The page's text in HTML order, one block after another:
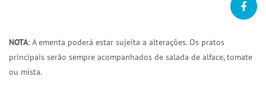
NOTA: A ementa poderá estar sujeita a alterações. Os pratos
principais serão sempre acompanhados de salada de alface, tomate
ou mista.